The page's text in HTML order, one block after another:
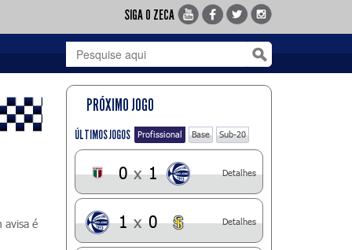
SIGA O ZECA
avisa é
PRÓXIMO JOGO
ÚLTIMOS JOGOS Profissional Base Sub-20
0 x 1 Detalhes
1 x 0 Detalhes